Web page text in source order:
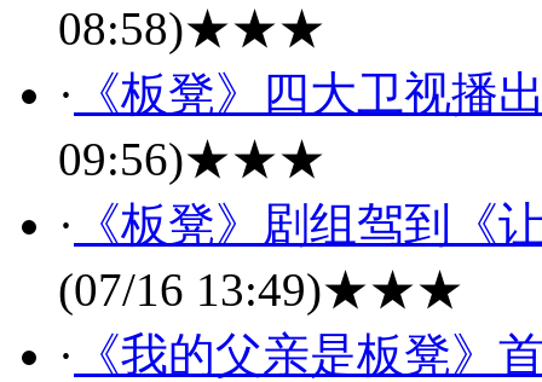
08:58)★★★
· 《板凳》四大卫视播
09:56)★★★
· 《板凳》剧组驾到《
(07/16 13:49)★★★
· 《我的父亲是板凳》